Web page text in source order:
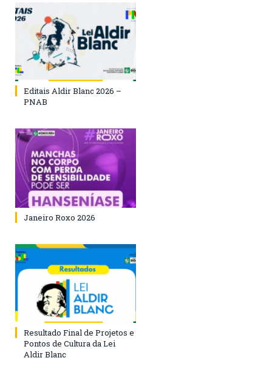
Editais Aldir Blanc 2026 –
PNAB
Janeiro Roxo 2026
Resultado Final de Projetos e
Pontos de Cultura da Lei
Aldir Blanc